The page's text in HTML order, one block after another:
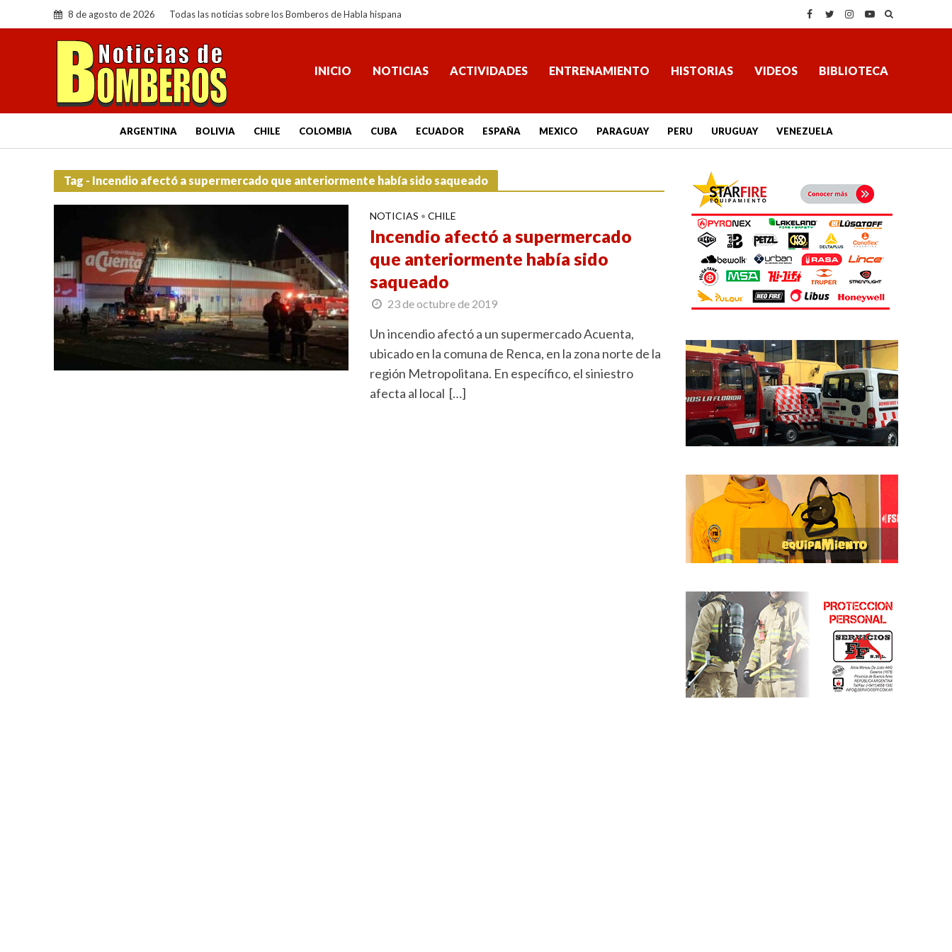
8 de agosto de 2026 Todas las noticias sobre los Bomberos de Habla hispana
INICIO NOTICIAS ACTIVIDADES ENTRENAMIENTO HISTORIAS VIDEOS BIBLIOTECA
ARGENTINA BOLIVIA CHILE COLOMBIA CUBA ECUADOR ESPAÑA MEXICO PARAGUAY PERU URUGUAY VENEZUELA
Tag - Incendio afectó a supermercado que anteriormente había sido saqueado
NOTICIAS • CHILE
Incendio afectó a supermercado
que anteriormente había sido
saqueado
23 de octubre de 2019
Un incendio afectó a un supermercado Acuenta,
ubicado en la comuna de Renca, en la zona norte de la
región Metropolitana. En específico, el siniestro
afecta al local […]